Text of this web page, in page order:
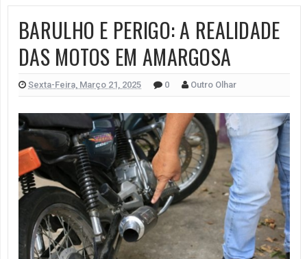
BARULHO E PERIGO: A REALIDADE
DAS MOTOS EM AMARGOSA
Sexta-Feira, Março 21, 2025 0 Outro Olhar